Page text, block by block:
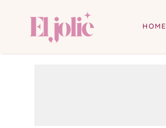
HOME